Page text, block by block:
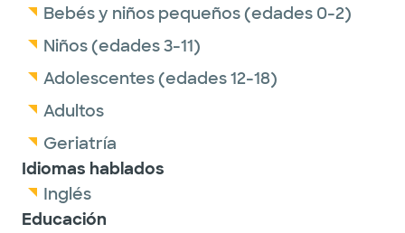
Bebés y niños pequeños (edades 0-2)
Niños (edades 3-11)
Adolescentes (edades 12-18)
Adultos
Geriatría
Idiomas hablados
Inglés
Educación